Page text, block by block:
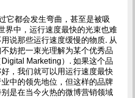
都会发生弯曲，甚至是被吸
界中，运行速度最快的光束也难
说那些运行速度缓慢的物质. 从
妨把一束光理解为某个优秀品
Marketing）. 如果这个品
，我们就可以用运行速度最快
中的领先地位，但这样的品牌
是在当今火热的微博营销领域